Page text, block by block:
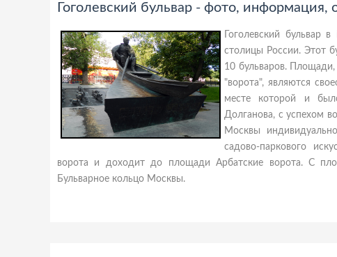
Гоголевский бульвар - фото, информация,
Гоголевский
столицы России. Этот
10 бульваров. Площади,
"ворота", являются
месте которой и
Долганова, с успехом
Москвы
садово-паркового
ворота и доходит до площади Арбатские ворота. С
Бульварное кольцо Москвы.